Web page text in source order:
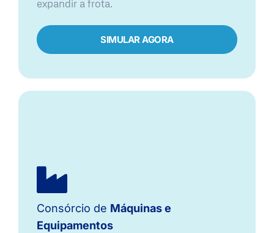
expandir a frota.
SIMULAR AGORA
Consórcio de Máquinas e
Equipamentos